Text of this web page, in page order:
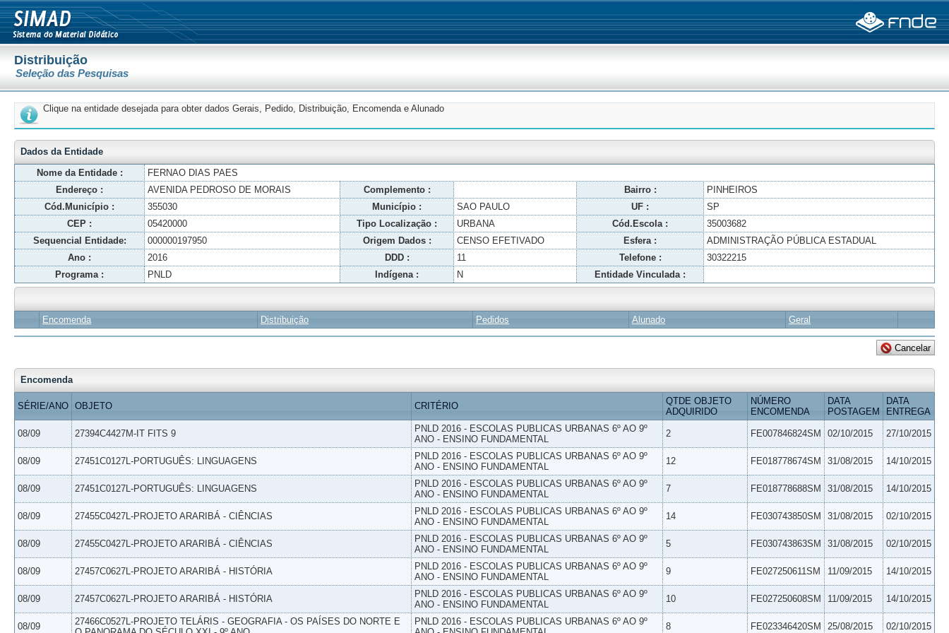
Distribuição
Seleção das Pesquisas
Clique na entidade desejada para obter dados Gerais, Pedido, Distribuição, Encomenda e Alunado
Dados da Entidade
Nome da Entidade :
FERNAO DIAS PAES
Endereço :
AVENIDA PEDROSO DE MORAIS Complemento : Bairro :
PINHEIROS
Cód.Município :
355030 Município : SAO PAULO UF :
SP
CEP :
05420000 Tipo Localização : URBANA Cód.Escola :
35003682
Sequencial Entidade:
000000197950 Origem Dados : CENSO EFETIVADO Esfera :
ADMINISTRAÇÃO PÚBLICA ESTADUAL
Ano :
2016 DDD : 11 Telefone :
30322215
Programa :
PNLD Indígena : N Entidade Vinculada :
Encomenda Distribuição Pedidos Alunado Geral
Encomenda
SÉRIE/ANO OBJETO CRITÉRIO
QTDE OBJETO
ADQUIRIDO
NÚMERO
ENCOMENDA
DATA
POSTAGEM
DATA
ENTREGA
08/09 27394C4427M-IT FITS 9
PNLD 2016 - ESCOLAS PUBLICAS URBANAS 6º AO 9º
ANO - ENSINO FUNDAMENTAL
2 FE007846824SM 02/10/2015 27/10/2015
08/09 27451C0127L-PORTUGUÊS: LINGUAGENS
PNLD 2016 - ESCOLAS PUBLICAS URBANAS 6º AO 9º
ANO - ENSINO FUNDAMENTAL
12 FE018778674SM 31/08/2015 14/10/2015
08/09 27451C0127L-PORTUGUÊS: LINGUAGENS
PNLD 2016 - ESCOLAS PUBLICAS URBANAS 6º AO 9º
ANO - ENSINO FUNDAMENTAL
7 FE018778688SM 31/08/2015 14/10/2015
08/09 27455C0427L-PROJETO ARARIBÁ - CIÊNCIAS
PNLD 2016 - ESCOLAS PUBLICAS URBANAS 6º AO 9º
ANO - ENSINO FUNDAMENTAL
14 FE030743850SM 31/08/2015 02/10/2015
08/09 27455C0427L-PROJETO ARARIBÁ - CIÊNCIAS
PNLD 2016 - ESCOLAS PUBLICAS URBANAS 6º AO 9º
ANO - ENSINO FUNDAMENTAL
5 FE030743863SM 31/08/2015 02/10/2015
08/09 27457C0627L-PROJETO ARARIBÁ - HISTÓRIA
PNLD 2016 - ESCOLAS PUBLICAS URBANAS 6º AO 9º
ANO - ENSINO FUNDAMENTAL
9 FE027250611SM 11/09/2015 14/10/2015
08/09 27457C0627L-PROJETO ARARIBÁ - HISTÓRIA
PNLD 2016 - ESCOLAS PUBLICAS URBANAS 6º AO 9º
ANO - ENSINO FUNDAMENTAL
10 FE027250608SM 11/09/2015 14/10/2015
08/09
27466C0527L-PROJETO TELÁRIS - GEOGRAFIA - OS PAÍSES DO NORTE E
PNLD 2016 - ESCOLAS PUBLICAS URBANAS 6º AO 9º
8 FE023346420SM 25/08/2015 02/10/2015